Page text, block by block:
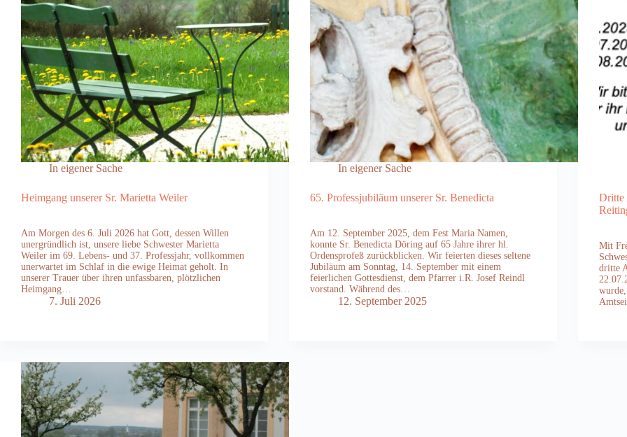
In eigener Sache
Heimgang unserer Sr. Marietta Weiler
Am Morgen des 6. Juli 2026 hat Gott, dessen Willen
unergründlich ist, unsere liebe Schwester Marietta
Weiler im 69. Lebens- und 37. Professjahr, vollkommen
unerwartet im Schlaf in die ewige Heimat geholt. In
unserer Trauer über ihren unfassbaren, plötzlichen
Heimgang…
7. Juli 2026
In eigener Sache
65. Professjubiläum unserer Sr. Benedicta
Am 12. September 2025, dem Fest Maria Namen,
konnte Sr. Benedicta Döring auf 65 Jahre ihrer hl.
Ordensprofeß zurückblicken. Wir feierten dieses seltene
Jubiläum am Sonntag, 14. September mit einem
feierlichen Gottesdienst, dem Pfarrer i.R. Josef Reindl
vorstand. Während des…
12. September 2025
Dritte
Mit
dritte